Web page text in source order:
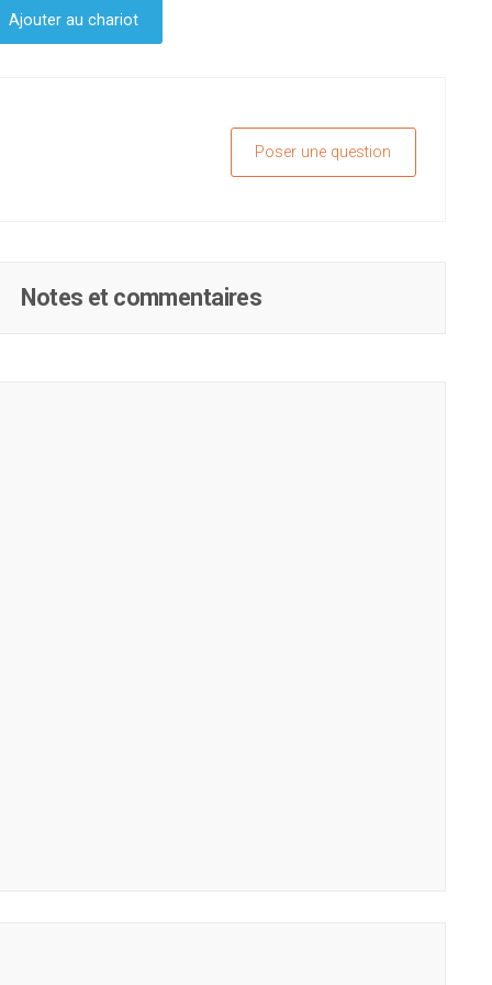
Ajouter au chariot
Poser une question
Notes et commentaires